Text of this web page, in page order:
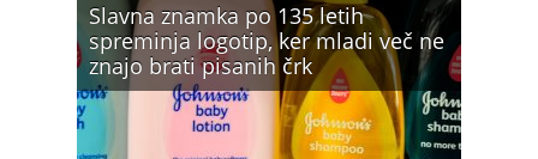
Slavna znamka po 135 letih
spreminja logotip, ker mladi več ne
znajo brati pisanih črk